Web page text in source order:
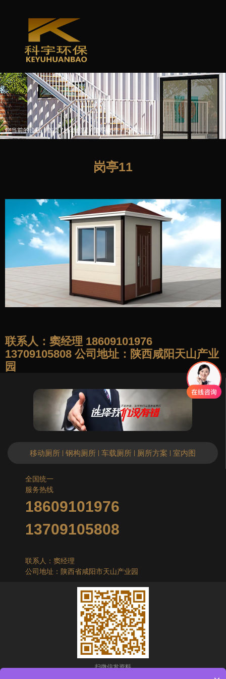
您当前的位置：首页/移动房屋 /警亭/岗亭 /岗亭11
岗亭11
联系人：窦经理 18609101976
13709105808 公司地址：陕西咸阳天山产业
园
移动厕所 钢构厕所 车载厕所 厕所方案 室内图
全国统一
服务热线
18609101976
13709105808
联系人：窦经理
公司地址：陕西省咸阳市天山产业园
扫微信发资料